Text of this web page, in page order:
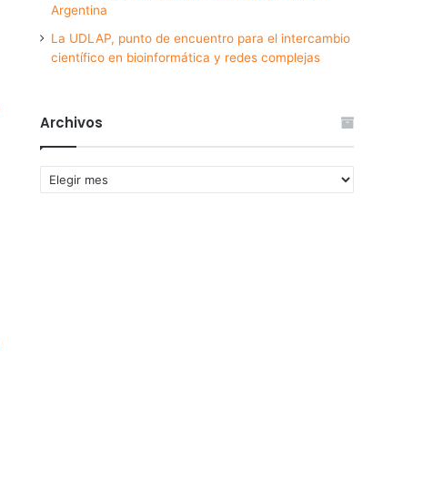
Argentina
La UDLAP, punto de encuentro para el intercambio
científico en bioinformática y redes complejas
Archivos
Archivos